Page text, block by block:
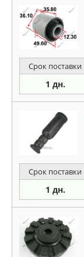
Срок поставки
1 дн.
Срок поставки
1 дн.